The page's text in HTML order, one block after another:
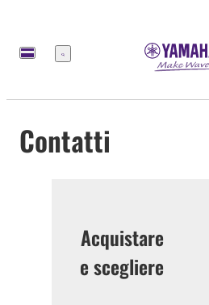
Menu
Contatti
Acquistare
e scegliere